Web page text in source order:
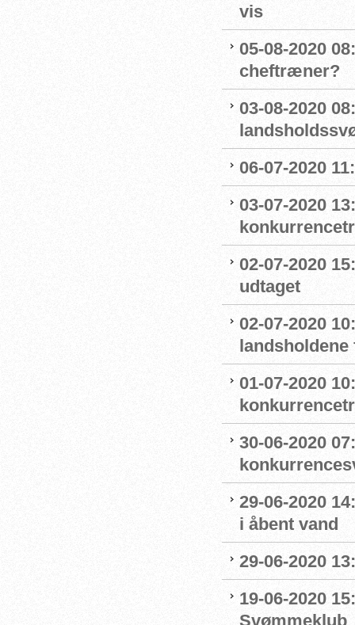
vis
05-08-2020
cheftræner?
03-08-2020
06-07-2020
03-07-2020
02-07-2020
udtaget
02-07-2020
01-07-2020
30-06-2020
29-06-2020
i åbent vand
29-06-2020
19-06-2020
Svømmeklub